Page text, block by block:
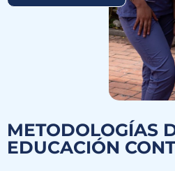
METODOLOGÍAS
EDUCACIÓN